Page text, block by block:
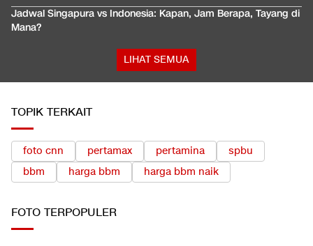
Jadwal Singapura vs Indonesia: Kapan, Jam Berapa, Tayang di
Mana?
LIHAT SEMUA
TOPIK TERKAIT
foto cnn pertamax pertamina
spbu
bbm
harga bbm harga bbm naik
FOTO TERPOPULER